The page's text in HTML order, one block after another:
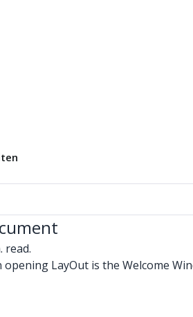
read.
LayOut is the Welcome